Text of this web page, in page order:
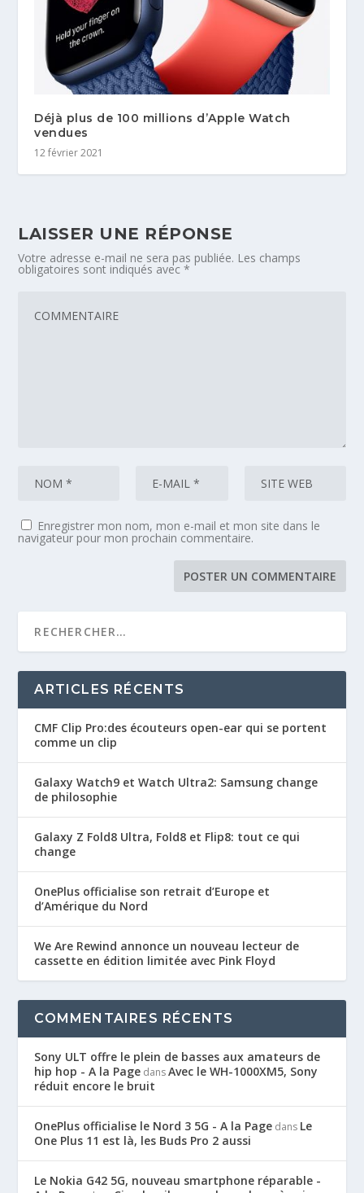
Déjà plus de 100 millions d’Apple Watch
vendues
12 février 2021
LAISSER UNE RÉPONSE
Votre adresse e-mail ne sera pas publiée. Les champs
obligatoires sont indiqués avec*
Enregistrer mon nom, mon e-mail et mon site dans le
navigateur pour mon prochain commentaire.
ARTICLES RÉCENTS
CMF Clip Pro:des écouteurs open-ear qui se portent
comme un clip
Galaxy Watch9 et Watch Ultra2: Samsung change
de philosophie
Galaxy Z Fold8 Ultra, Fold8 et Flip8: tout ce qui
change
OnePlus officialise son retrait d’Europe et
d’Amérique du Nord
We Are Rewind annonce un nouveau lecteur de
cassette en édition limitée avec Pink Floyd
COMMENTAIRES RÉCENTS
Sony ULT offre le plein de basses aux amateurs de
hip hop - A la Page dansAvec le WH-1000XM5, Sony
réduit encore le bruit
OnePlus officialise le Nord 3 5G - A la Page dans Le
One Plus 11 est là, les Buds Pro 2 aussi
Le Nokia G42 5G, nouveau smartphone réparable -